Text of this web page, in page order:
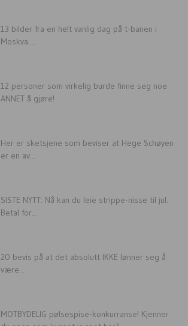
13 bilder fra en helt vanlig dag på t-banen i
Moskva....
12 personer som virkelig burde finne seg noe
ANNET å gjøre!
Her er sketsjene som beviser at Hege Schøyen
er en av...
SISTE NYTT: Nå kan du leie strippe-nisse til jul.
Betal for...
20 bevis på at det absolutt IKKE lønner seg å
være...
MOTBYDELIG pølsespise-konkurranse! Kjenner